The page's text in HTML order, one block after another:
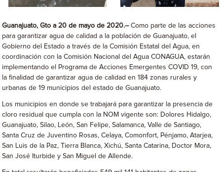
Guanajuato, Gto a 20 de mayo de 2020.–Como parte de las acciones
para garantizar agua de calidad a la población de Guanajuato, el
Gobierno del Estado a través de la Comisión Estatal del Agua, en
coordinación con la Comisión Nacional del Agua CONAGUA, estarán
implementando el Programa de Acciones Emergentes COVID 19, con
la finalidad de garantizar agua de calidad en 184 zonas rurales y
urbanas de 19 municipios del estado de Guanajuato.
Los municipios en donde se trabajará para garantizar la presencia de
cloro residual que cumpla con la NOM vigente son: Dolores Hidalgo,
Guanajuato, Silao, León, San Felipe, Salamanca, Valle de Santiago,
Santa Cruz de Juventino Rosas, Celaya, Comonfort, Pénjamo, Atarjea,
San Luis de la Paz, Tierra Blanca, Xichú, Santa Catarina, Doctor Mora,
San José Iturbide y San Miguel de Allende.